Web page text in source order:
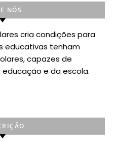
NÓS
cria condições para
educativas tenham
capazes de
e da escola.